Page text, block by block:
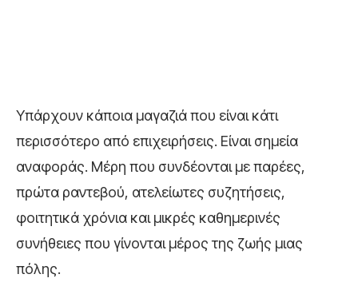
Υπάρχουν κάποια μαγαζιά που είναι κάτι
περισσότερο από επιχειρήσεις. Είναι σημεία
αναφοράς. Μέρη που συνδέονται με παρέες,
πρώτα ραντεβού, ατελείωτες συζητήσεις,
φοιτητικά χρόνια και μικρές καθημερινές
συνήθειες που γίνονται μέρος της ζωής μιας
πόλης.